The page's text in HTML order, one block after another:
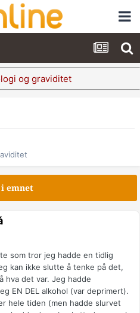
og graviditet
i emnet
som tror jeg hadde en tidlig
kan ikke slutte å tenke på det,
hva det var. Jeg hadde
EN DEL alkohol (var deprimert).
hele tiden (men hadde slurvet